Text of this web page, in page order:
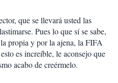
que se llevará usted las
Pues lo que sí se sabe,
propia y por la ajena, la FIFA
es increíble, le aconsejo que
acabo de creérmelo.